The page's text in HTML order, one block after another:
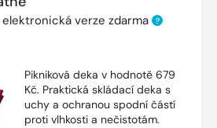
verze zdarma ?
Pikniková deka v hodnotě 679
Kč. Praktická skládací deka s
uchy a ochranou spodní částí
proti vlhkosti a nečistotám.